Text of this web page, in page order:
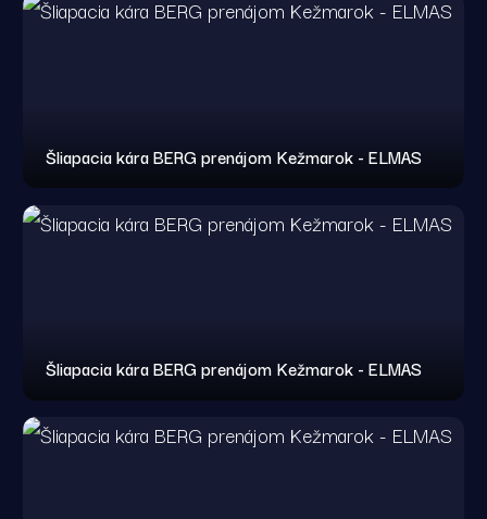
Šliapacia kára BERG prenájom Kežmarok - ELMAS
Šliapacia kára BERG prenájom Kežmarok - ELMAS